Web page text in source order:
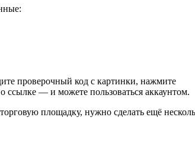
проверочный код с картинки, нажмите
ссылке — и можете пользоваться аккаунтом.
площадку, нужно сделать ещё